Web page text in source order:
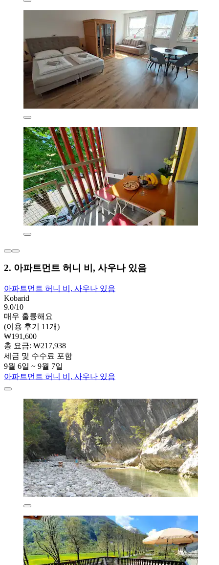
2. 아파트먼트 허니 비, 사우나 있음
아파트먼트 허니 비, 사우나 있음
Kobarid
9.0/10
매우 훌륭해요
(이용 후기 11개)
₩191,600
총 요금: ₩217,938
세금 및 수수료 포함
9월 6일 ~ 9월 7일
아파트먼트 허니 비, 사우나 있음